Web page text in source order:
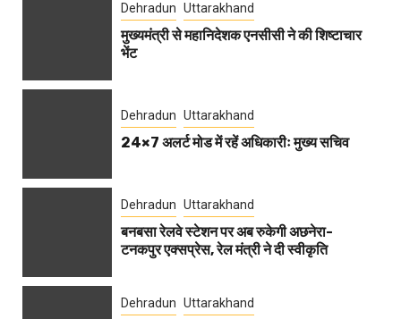
Dehradun Uttarakhand
मुख्यमंत्री से महानिदेशक एनसीसी ने की शिष्टाचार
भेंट
Dehradun Uttarakhand
24×7 अलर्ट मोड में रहें अधिकारीः मुख्य सचिव
Dehradun Uttarakhand
बनबसा रेलवे स्टेशन पर अब रुकेगी अछनेरा-
टनकपुर एक्सप्रेस, रेल मंत्री ने दी स्वीकृति
Dehradun Uttarakhand